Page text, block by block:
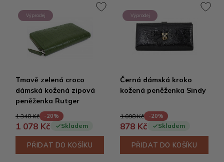
Výprodej
Tmavě zelená croco
dámská kožená zipová
peněženka Rutger
1 348 Kč -20%
1 078 Kč Skladem
PŘIDAT DO KOŠÍKU
Výprodej
Černá dámská kroko
kožená peněženka Sindy
1 098 Kč -20%
878 Kč Skladem
PŘIDAT DO KOŠÍKU